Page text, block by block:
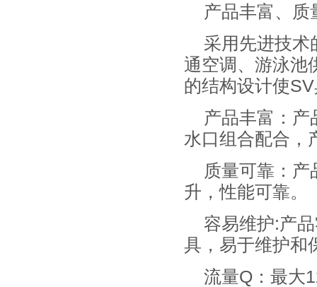
产品丰富、质
采用先进技术
通空调、游泳池
的结构设计使
产品丰富：产
水口组合配合，
质量可靠：
升，性能可靠。
容易维护:产
具，易于维护和
流量Q：最大